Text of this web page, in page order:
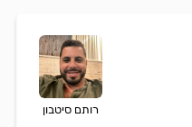
רותם סיטבון